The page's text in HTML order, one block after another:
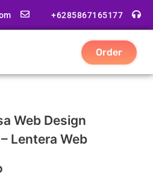
+6285867165177
Order
Web Design
Lentera Web